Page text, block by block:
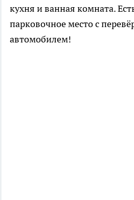
кухня и ванная комната.
парковочное место с
автомобилем!